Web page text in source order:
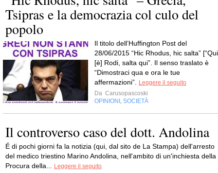
Tsipras e la democrazia col culo del
popolo
Il titolo dell’Huffington Post del
28/06/2015 “Hic Rhodus, hic salta” [“Qui
[è] Rodi, salta qui”. Il senso traslato è
“Dimostraci qua e ora le tue
affermazioni”.
Leggere il seguito
Da Carusopascoski
OPINIONI
SOCIETÀ
Il controverso caso del dott. Andolina
É di pochi giorni fa la notizia (qui, dal sito de La Stampa) dell'arresto
del medico triestino Marino Andolina, nell'ambito di un'inchiesta della
Procura della...
Leggere il seguito